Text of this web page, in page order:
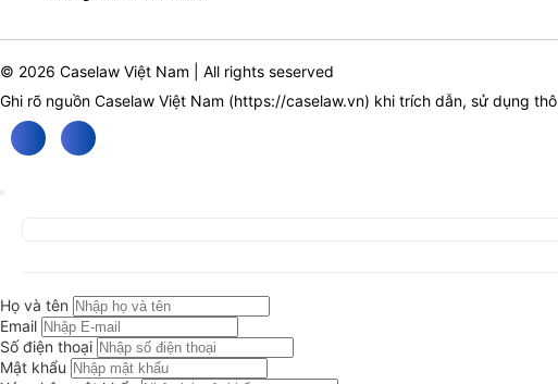
© 2026 Caselaw Việt Nam | All rights seserved
Ghi rõ nguồn Caselaw Việt Nam (https://caselaw.vn) khi trích dẫn, sử dụng
Họ và tên
Email
Số điện thoại
Mật khẩu